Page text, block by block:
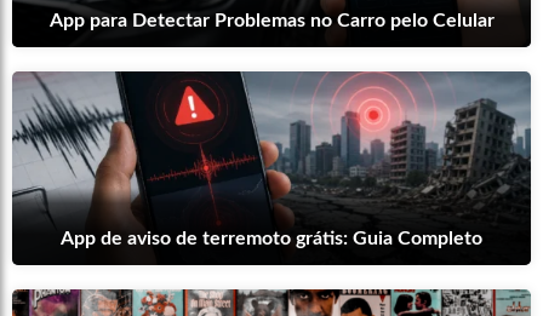
App para Detectar Problemas no Carro pelo Celular
App de aviso de terremoto grátis: Guia Completo